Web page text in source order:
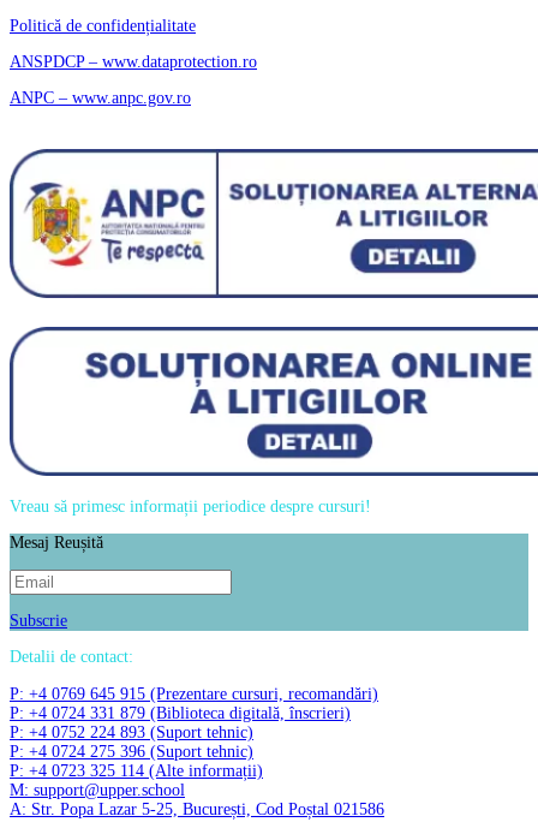
Politică de confidențialitate
ANSPDCP – www.dataprotection.ro
ANPC – www.anpc.gov.ro
Vreau să primesc informații periodice despre cursuri!
Mesaj Reușită
Subscrie
Detalii de contact:
P: +4 0769 645 915 (Prezentare cursuri, recomandări)
P: +4 0724 331 879 (Biblioteca digitală, înscrieri)
P: +4 0752 224 893 (Suport tehnic)
P: +4 0724 275 396 (Suport tehnic)
P: +4 0723 325 114 (Alte informații)
M: support@upper.school
A: Str. Popa Lazar 5-25, București, Cod Poștal 021586